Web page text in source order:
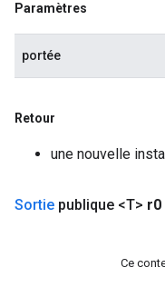
Paramètres
portée
Retour
une nouvelle
Sortie publique <T> r0
Ce